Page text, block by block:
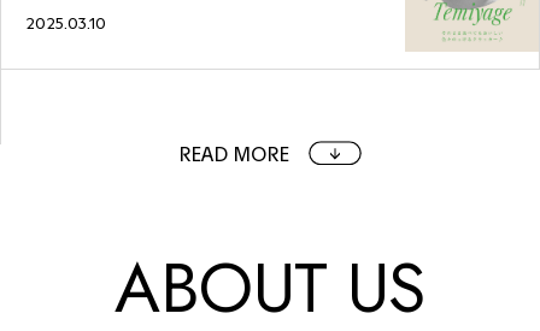
2025.03.10
READ MORE
ABOUT US